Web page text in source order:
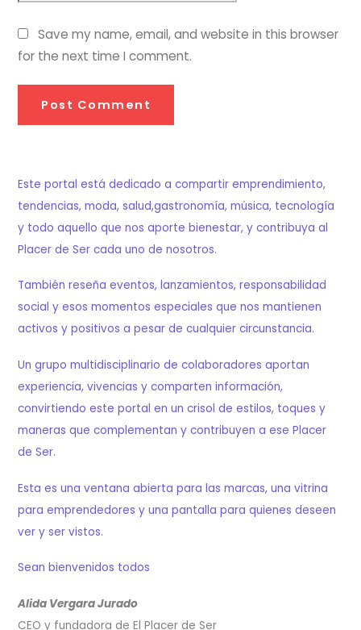
Save my name, email, and website in this browser
for the next time I comment.
Este portal está dedicado a compartir emprendimiento,
tendencias, moda, salud,gastronomía, música, tecnología
y todo aquello que nos aporte bienestar, y contribuya al
Placer de Ser cada uno de nosotros.
También reseña eventos, lanzamientos, responsabilidad
social y esos momentos especiales que nos mantienen
activos y positivos a pesar de cualquier circunstancia.
Un grupo multidisciplinario de colaboradores aportan
experiencia, vivencias y comparten información,
convirtiendo este portal en un crisol de estilos, toques y
maneras que complementan y contribuyen a ese Placer
de Ser.
Esta es una ventana abierta para las marcas, una vitrina
para emprendedores y una pantalla para quienes deseen
ver y ser vistos.
Sean bienvenidos todos
Alida Vergara Jurado
CEO y fundadora de El Placer de Ser